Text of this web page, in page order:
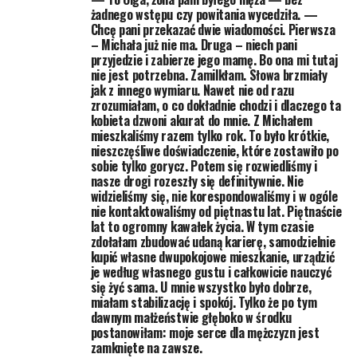
żadnego wstępu czy powitania wycedziła. —
Chcę pani przekazać dwie wiadomości. Pierwsza
– Michała już nie ma. Druga – niech pani
przyjedzie i zabierze jego mamę. Bo ona mi tutaj
nie jest potrzebna. Zamilkłam. Słowa brzmiały
jak z innego wymiaru. Nawet nie od razu
zrozumiałam, o co dokładnie chodzi i dlaczego ta
kobieta dzwoni akurat do mnie. Z Michałem
mieszkaliśmy razem tylko rok. To było krótkie,
nieszczęśliwe doświadczenie, które zostawiło po
sobie tylko gorycz. Potem się rozwiedliśmy i
nasze drogi rozeszły się definitywnie. Nie
widzieliśmy się, nie korespondowaliśmy i w ogóle
nie kontaktowaliśmy od piętnastu lat. Piętnaście
lat to ogromny kawałek życia. W tym czasie
zdołałam zbudować udaną karierę, samodzielnie
kupić własne dwupokojowe mieszkanie, urządzić
je według własnego gustu i całkowicie nauczyć
się żyć sama. U mnie wszystko było dobrze,
miałam stabilizację i spokój. Tylko że po tym
dawnym małżeństwie głęboko w środku
postanowiłam: moje serce dla mężczyzn jest
zamknięte na zawsze.